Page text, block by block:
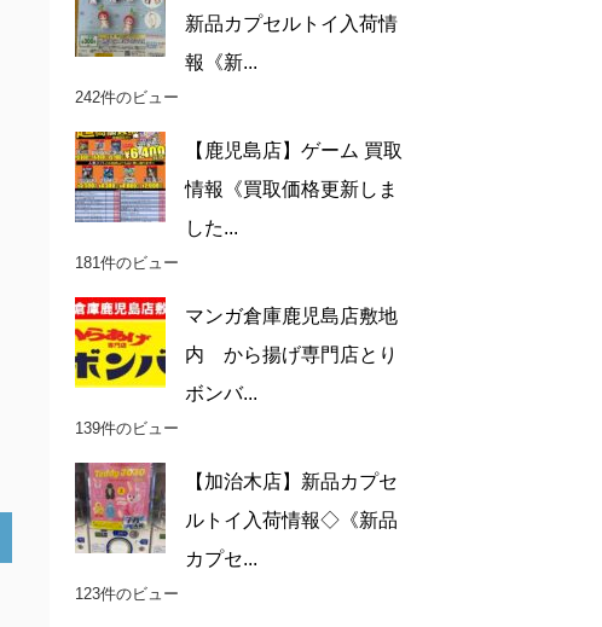
新品カプセルトイ入荷情
報《新...
242件のビュー
【鹿児島店】ゲーム 買取
情報《買取価格更新しま
した...
181件のビュー
マンガ倉庫鹿児島店敷地
内 から揚げ専門店とり
ボンバ...
139件のビュー
【加治木店】新品カプセ
ルトイ入荷情報◇《新品
カプセ...
123件のビュー